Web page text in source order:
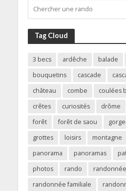
Tag Cloud
3 becs ardêche balade
bouquetins
cascade
château
combe coulées
crêtes
curiosités drôme
forêt
forêt de saou
grottes
loisirs montagne
panorama
panoramas
photos
rando
randonnée
randonnée familiale